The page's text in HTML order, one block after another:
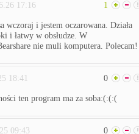
17:16 1
wczoraj i jestem oczarowana. Działa
i łatwy w obsłudze. W
nie muli komputera. Polecam!
18:41 0
ten program ma za soba:(:(:(
09:43 0